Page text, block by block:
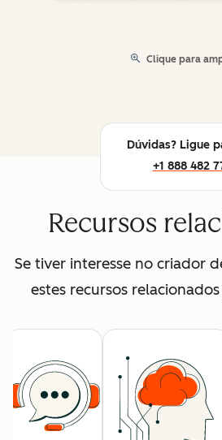
Clique para
Dúvidas? Ligue
+1 888 482
Recursos
Se tiver interesse no criador
estes recursos